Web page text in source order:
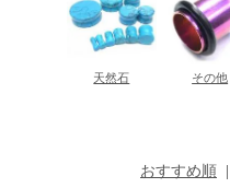
天然石 その他
おすすめ順